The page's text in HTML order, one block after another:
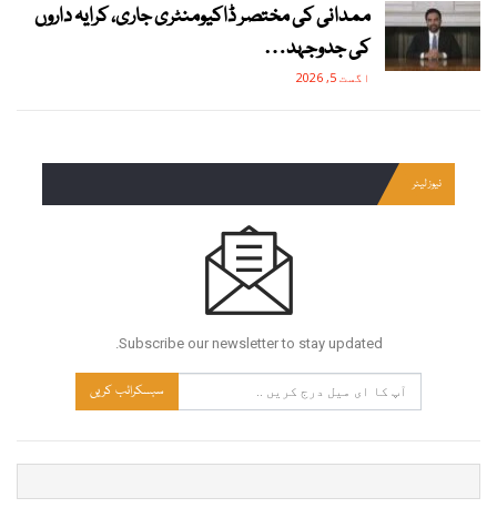
ممدانی کی مختصر ڈاکیومنٹری جاری، کرایہ داروں
کی جدوجہد…
اگست 5, 2026
نیوز لیٹر
Subscribe our newsletter to stay updated.
سبسکرائب کریں